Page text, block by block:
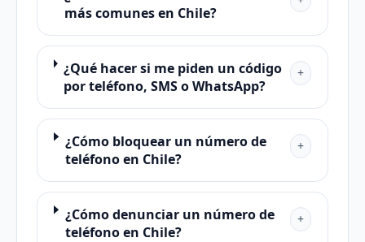
más comunes en Chile?
¿Qué hacer si me piden un código
por teléfono, SMS o WhatsApp?
+
¿Cómo bloquear un número de
teléfono en Chile?
+
¿Cómo denunciar un número de
teléfono en Chile?
+